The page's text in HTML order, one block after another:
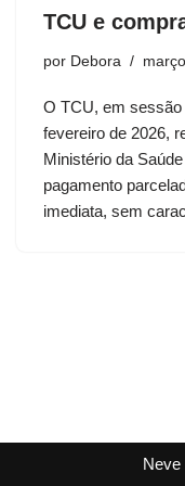
TCU e
por Debora
O TCU, em sessão
fevereiro de 2026,
Ministério da
pagamento
imediata, sem
Neve